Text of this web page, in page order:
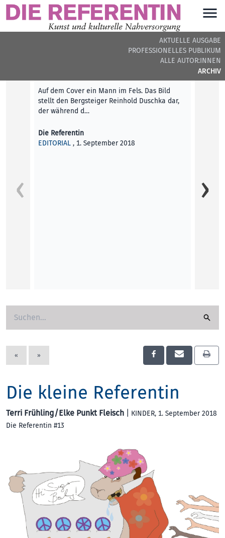
AKTUELLE AUSGABE
PROFESSIONELLES PUBLIKUM
ALLE AUTOR:INNEN
ARCHIV
DIE REFERENTIN #13 - BEITRÄGE DER AUSGABE
Auf dem Cover ein Mann im Fels. Das Bild
stellt den Bergsteiger Reinhold Duschka dar,
der während d…
Die Referentin
EDITORIAL , 1. September 2018
« »
Die kleine Referentin
Terri Frühling/Elke Punkt Fleisch KINDER, 1. September 2018
Die Referentin #13